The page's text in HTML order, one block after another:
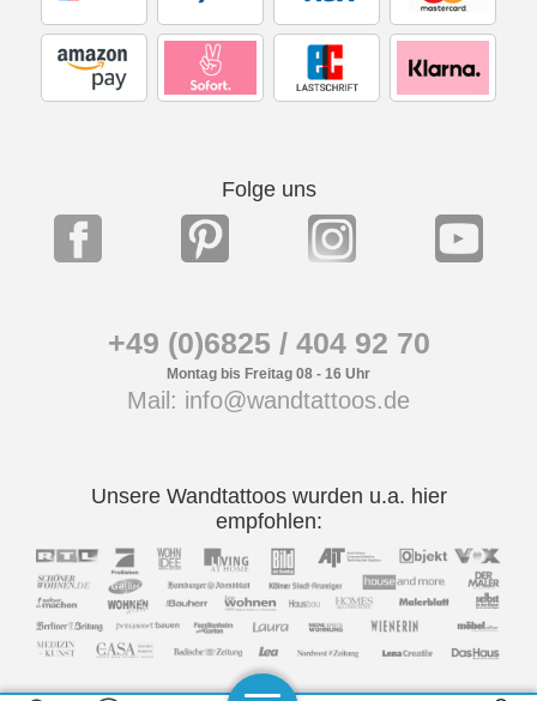
Folge uns
+49 (0)6825 / 404 92 70
Montag bis Freitag 08 - 16 Uhr
Mail: info@wandtattoos.de
Unsere Wandtattoos wurden u.a. hier
empfohlen: